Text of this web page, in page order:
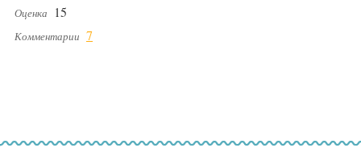
Оценка 15
Комментарии 7